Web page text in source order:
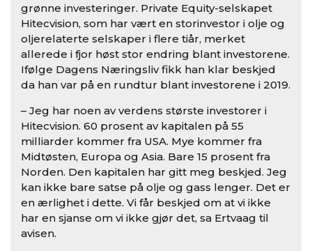
grønne investeringer. Private Equity-selskapet
Hitecvision, som har vært en storinvestor i olje og
oljerelaterte selskaper i flere tiår, merket
allerede i fjor høst stor endring blant investorene.
Ifølge Dagens Næringsliv fikk han klar beskjed
da han var på en rundtur blant investorene i 2019.
– Jeg har noen av verdens største investorer i
Hitecvision. 60 prosent av kapitalen på 55
milliarder kommer fra USA. Mye kommer fra
Midtøsten, Europa og Asia. Bare 15 prosent fra
Norden. Den kapitalen har gitt meg beskjed. Jeg
kan ikke bare satse på olje og gass lenger. Det er
en ærlighet i dette. Vi får beskjed om at vi ikke
har en sjanse om vi ikke gjør det, sa Ertvaag til
avisen.